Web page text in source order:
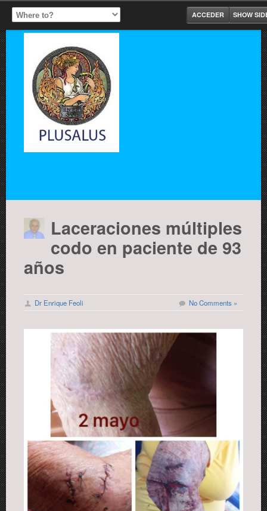
SHOW
ACCEDER
Laceraciones múltiples
codo en paciente de 93
años
Dr Enrique Feoli No Comments »